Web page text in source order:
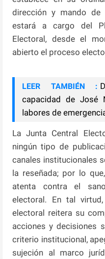
dirección y mando de
estará a cargo del
Electoral, desde el
abierto el proceso
LEER TAMBIÉN :
capacidad de José
labores de
La Junta Central
ningún tipo de
canales institucionales
la reseñada; por lo
atenta contra el
electoral. En tal
electoral reitera su
acciones y decisiones
criterio institucional,
sujeción al marco